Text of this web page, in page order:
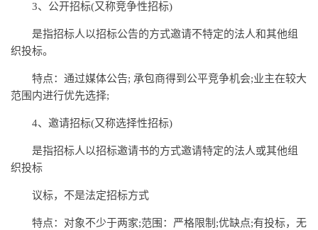
3、公开招标(又称竞争性招标)
是指招标人以招标公告的方式邀请不特定的法人和其他组
织投标。
特点：通过媒体公告; 承包商得到公平竞争机会;业主在较大
范围内进行优先选择;
4、邀请招标(又称选择性招标)
是指招标人以招标邀请书的方式邀请特定的法人或其他组
织投标
议标，不是法定招标方式
特点：对象不少于两家;范围：严格限制;优缺点;有投标，无